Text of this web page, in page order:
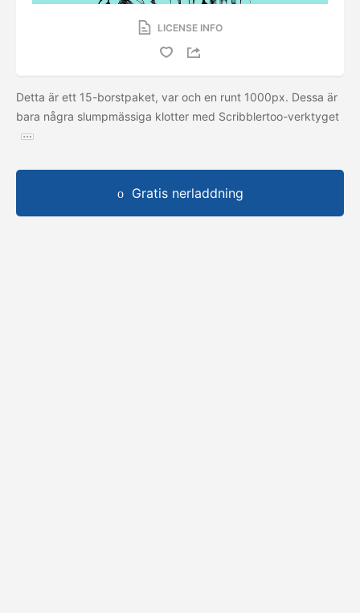
LICENSE INFO
Detta är ett 15-borstpaket, var och en runt 1000px. Dessa är
bara några slumpmässiga klotter med Scribblertoo-verktyget
Gratis nerladdning